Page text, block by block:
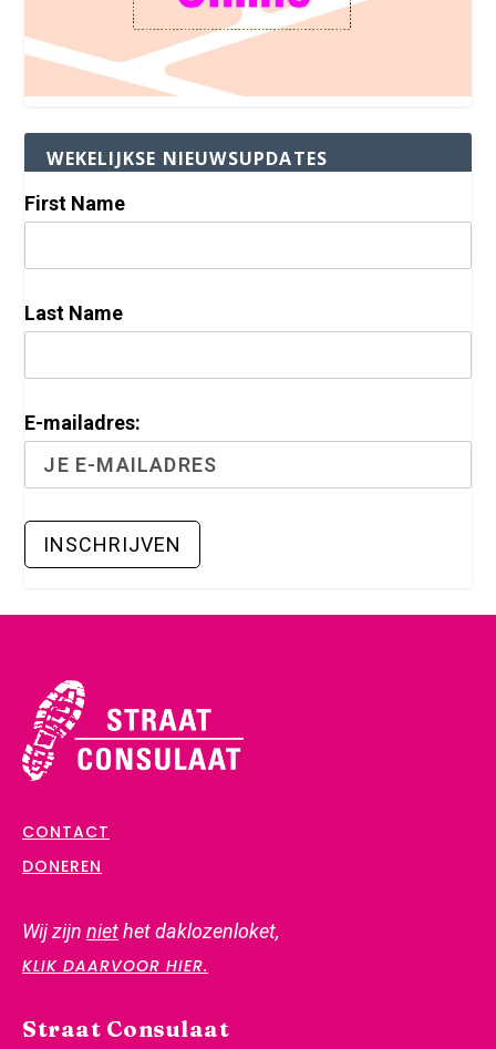
WEKELIJKSE NIEUWSUPDATES
First Name
Last Name
E-mailadres:
CONTACT
DONEREN
Wij zijn niethet daklozenloket,
KLIK DAARVOOR HIER.
Straat Consulaat